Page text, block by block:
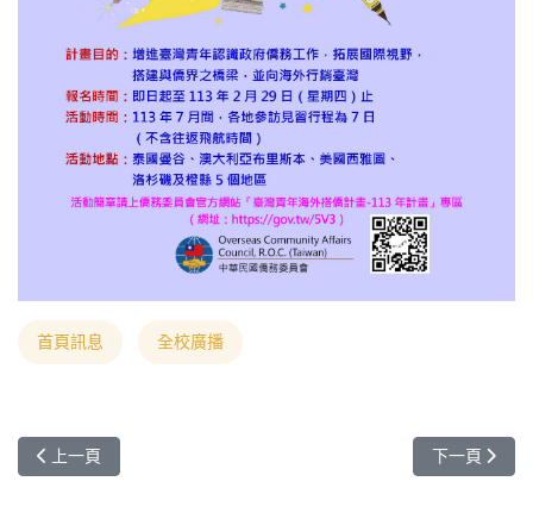
首頁訊息 全校廣播
上一篇文章: 2024春季班國際專修部錄取結果公告
上一頁 下一篇文章:
下一頁